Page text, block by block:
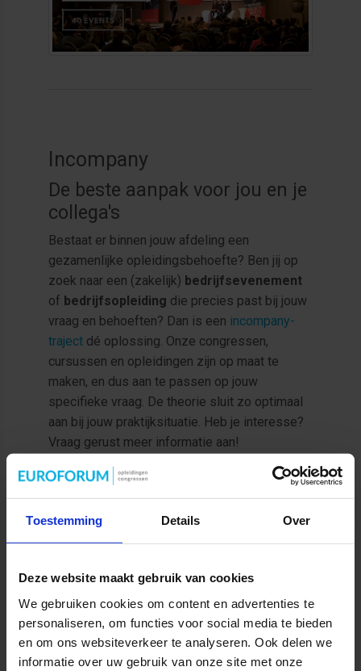
Toestemming Details Over
Deze website maakt gebruik van cookies
We gebruiken cookies om content en advertenties te
personaliseren, om functies voor social media te bieden
en om ons websiteverkeer te analyseren. Ook delen we
informatie over uw gebruik van onze site met onze
Incompany
De beste aanpak voor jou en je
collega's
Bestaat er binnen jouw afdeling een
gezamenlijke opleidingsbehoefte? Ben jij op
zoek naar een (zakelijk) bedrijfsevenement
of bedrijfsopleiding die precies past bij jouw
vraag en behoeften? Dan is een incompany-
traject dé oplossing. Onze congressen,
cursussen en opleidingen zijn op maat te
maken, en dus aan te passen op jouw
specifieke vraag. De theorie sluit zo optimaal
aan bij jouw praktijksituatie. Heb je interesse?
Vraag gerust meer informatie aan!
MEER INFORMATIE OVER INCOMPANY